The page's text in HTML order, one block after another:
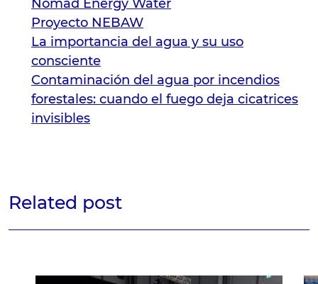
Nomad Energy Water
Proyecto NEBAW
La importancia del agua y su uso
consciente
Contaminación del agua por incendios
forestales: cuando el fuego deja cicatrices
invisibles
Related post